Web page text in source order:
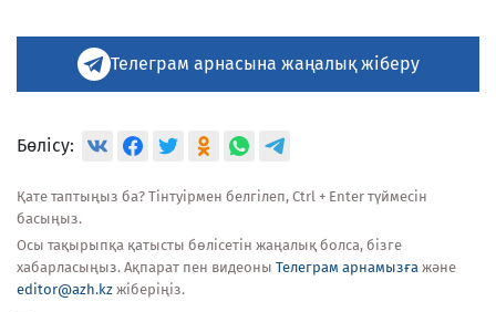
Телеграм арнасына жаңалық жіберу
Бөлісу:
Қате таптыңыз ба? Тінтуірмен белгілеп, Ctrl + Enter түймесін
басыңыз.
Осы тақырыпқа қатысты бөлісетін жаңалық болса, бізге
хабарласыңыз. Ақпарат пен видеоны Телеграм арнамызға және
editor@azh.kz жіберіңіз.